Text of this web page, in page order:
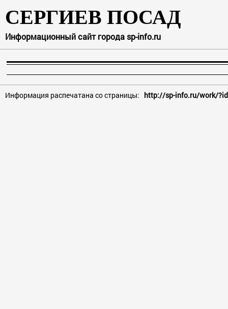
СЕРГИЕВ ПОСАД
Информационный сайт города sp-info.ru
Информация распечатана со страницы: http://sp-info.ru/work/